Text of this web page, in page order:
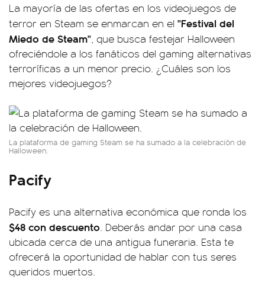
La mayoría de las ofertas en los videojuegos de
terror en Steam se enmarcan en el "Festival del
Miedo de Steam", que busca festejar Halloween
ofreciéndole a los fanáticos del gaming alternativas
terroríficas a un menor precio. ¿Cuáles son los
mejores videojuegos?
La plataforma de gaming Steam se ha sumado a la celebración de
Halloween.
Pacify
Pacify es una alternativa económica que ronda los
$48 con descuento. Deberás andar por una casa
ubicada cerca de una antigua funeraria. Esta te
ofrecerá la oportunidad de hablar con tus seres
queridos muertos.